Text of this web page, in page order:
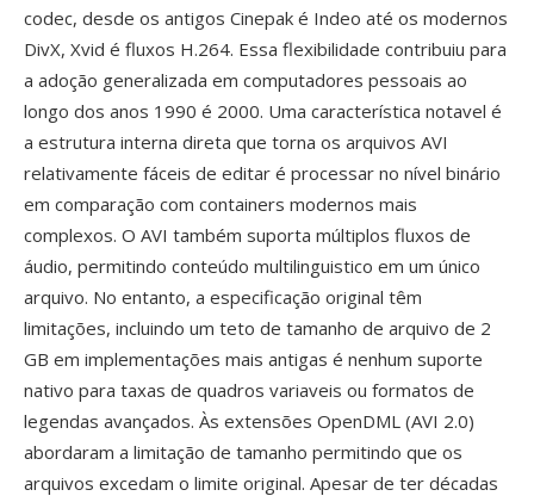
codec, desde os antigos Cinepak é Indeo até os modernos
DivX, Xvid é fluxos H.264. Essa flexibilidade contribuiu para
a adoção generalizada em computadores pessoais ao
longo dos anos 1990 é 2000. Uma característica notavel é
a estrutura interna direta que torna os arquivos AVI
relativamente fáceis de editar é processar no nível binário
em comparação com containers modernos mais
complexos. O AVI também suporta múltiplos fluxos de
áudio, permitindo conteúdo multilinguistico em um único
arquivo. No entanto, a especificação original têm
limitações, incluindo um teto de tamanho de arquivo de 2
GB em implementações mais antigas é nenhum suporte
nativo para taxas de quadros variaveis ou formatos de
legendas avançados. Às extensões OpenDML (AVI 2.0)
abordaram a limitação de tamanho permitindo que os
arquivos excedam o limite original. Apesar de ter décadas